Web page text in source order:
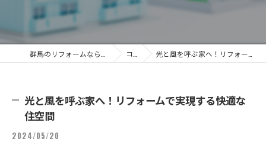
コラム 光と風を呼ぶ家へ！リフォームで実現する快適な住空間
光と風を呼ぶ家へ！リフォームで実現する快適な
住空間
2024/05/20